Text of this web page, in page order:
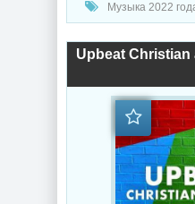
Музыка 2022 года /